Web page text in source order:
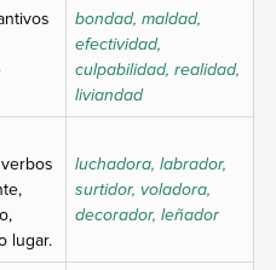
bondad, maldad,
efectividad,
culpabilidad, realidad,
liviandad
lugar.
luchadora, labrador,
surtidor, voladora,
decorador, leñador